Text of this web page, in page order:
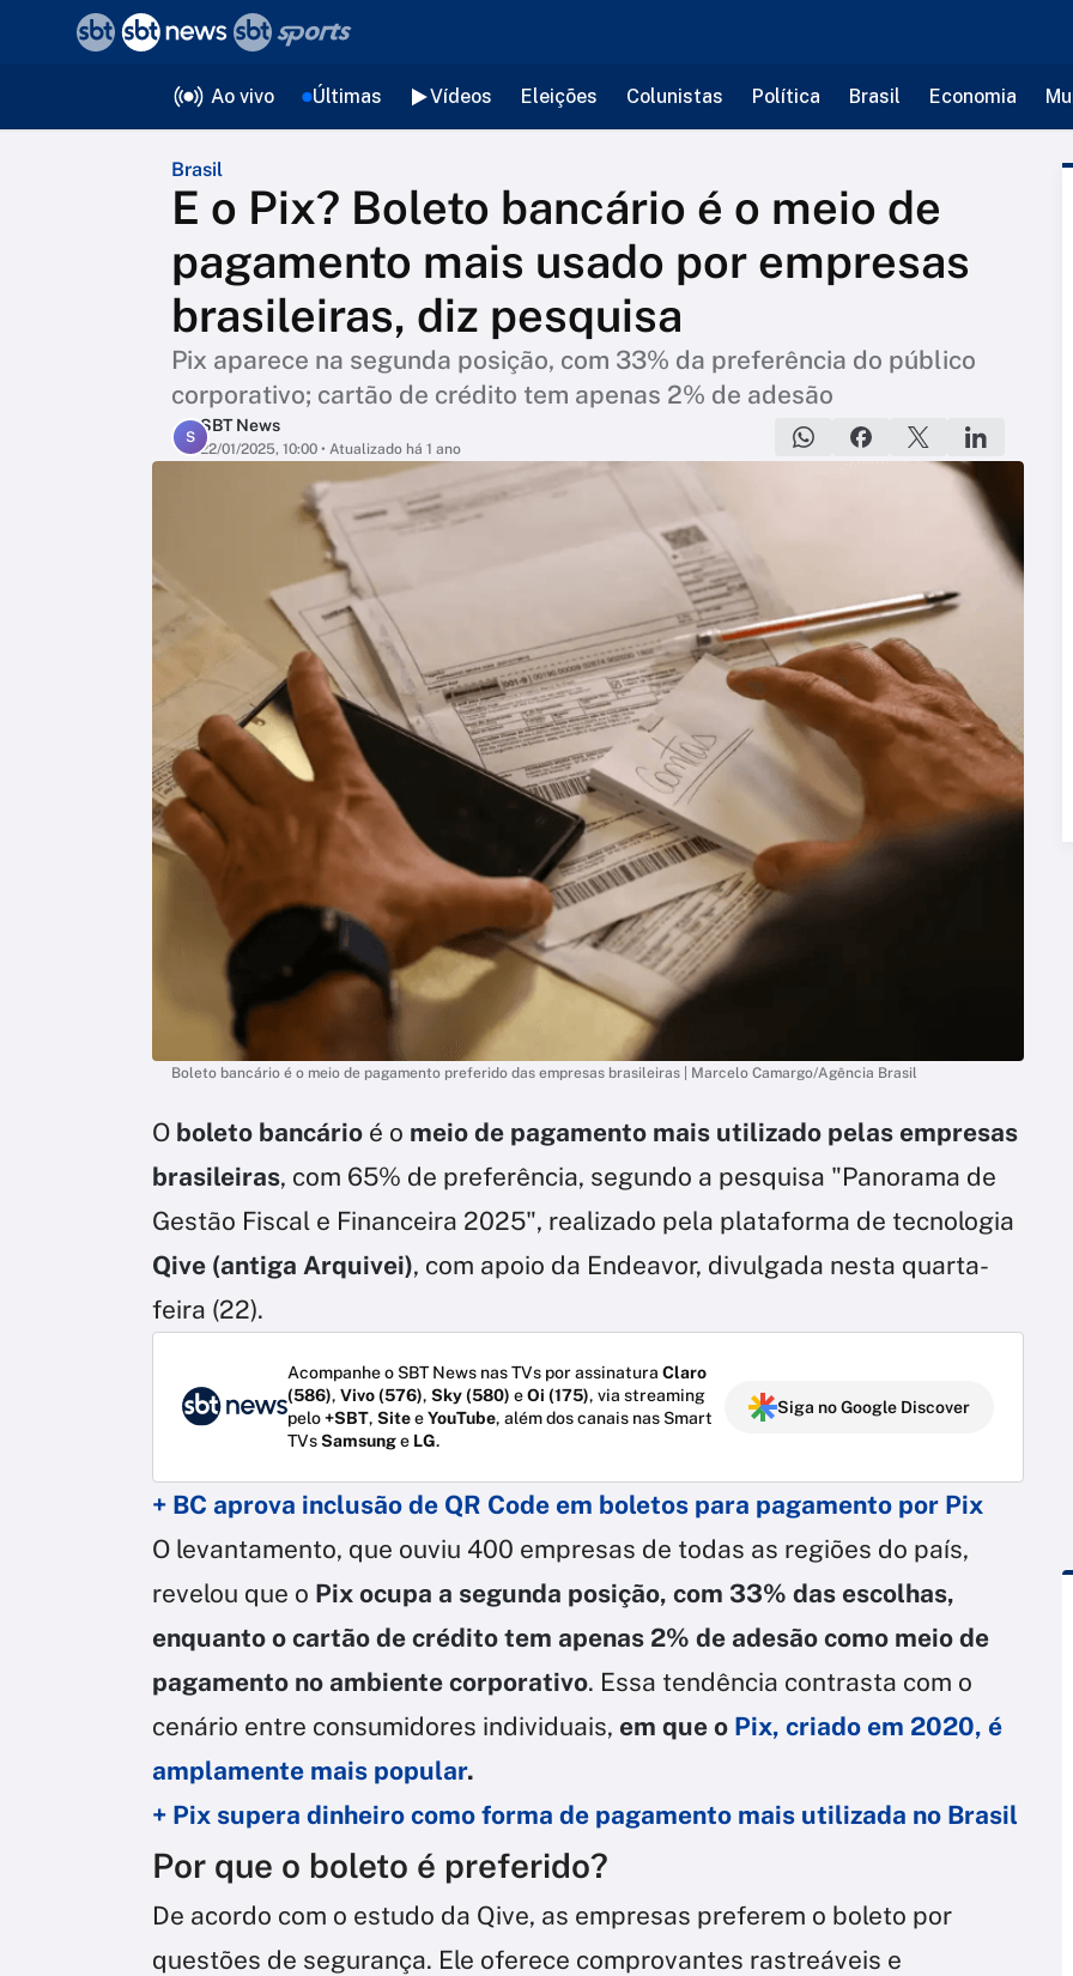
Ao vivo Últimas Vídeos Eleições Colunistas Política Brasil Economia
Brasil
E o Pix? Boleto bancário é o meio de
pagamento mais usado por empresas
brasileiras, diz pesquisa
Pix aparece na segunda posição, com 33% da preferência do público
corporativo; cartão de crédito tem apenas 2% de adesão
S
SBT News
22/01/2025, 10:00 • Atualizado há 1 ano
Boleto bancário é o meio de pagamento preferido das empresas brasileiras | Marcelo Camargo/Agência Brasil
O boleto bancário é o meio de pagamento mais utilizado pelas empresas
brasileiras, com 65% de preferência, segundo a pesquisa "Panorama de
Gestão Fiscal e Financeira 2025", realizado pela plataforma de tecnologia
Qive (antiga Arquivei), com apoio da Endeavor, divulgada nesta quarta-
feira (22).
Acompanhe o SBT News nas TVs por assinatura Claro
(586), Vivo (576), Sky (580) eOi (175), via streaming
pelo+SBT, SiteeYouTube, além dos canais nas Smart
TVsSamsunge LG.
Siga no Google Discover
+ BC aprova inclusão de QR Code em boletos para pagamento por Pix
O levantamento, que ouviu 400 empresas de todas as regiões do país,
revelou que o Pix ocupa a segunda posição, com 33% das escolhas,
enquanto o cartão de crédito tem apenas 2% de adesão como meio de
pagamento no ambiente corporativo. Essa tendência contrasta com o
cenário entre consumidores individuais, em que o Pix, criado em 2020, é
amplamente mais popular.
+ Pix supera dinheiro como forma de pagamento mais utilizada no Brasil
Por que o boleto é preferido?
De acordo com o estudo da Qive, as empresas preferem o boleto por
questões de segurança. Ele oferece comprovantes rastreáveis e
voltar
Editorias